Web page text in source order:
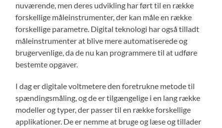
nuværende, men deres udvikling har ført til en række
forskellige måleinstrumenter, der kan måle en række
forskellige parametre. Digital teknologi har også tilladt
måleinstrumenter at blive mere automatiserede og
brugervenlige, da de nu kan programmere til at udføre
bestemte opgaver.
I dag er digitale voltmetere den foretrukne metode til
spændingsmåling, og de er tilgængelige i en lang række
modeller og typer, der passer til en række forskellige
applikationer. De er nemme at bruge og læse og tillader